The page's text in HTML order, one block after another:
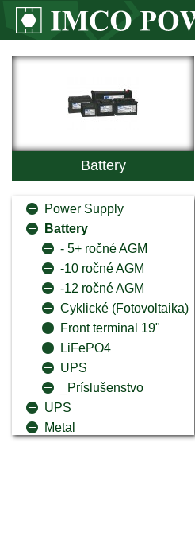
Battery
Power Supply
Battery
- 5+ ročné AGM
-10 ročné AGM
-12 ročné AGM
Cyklické (Fotovoltaika)
Front terminal 19"
LiFePO4
UPS
_Príslušenstvo
UPS
Metal